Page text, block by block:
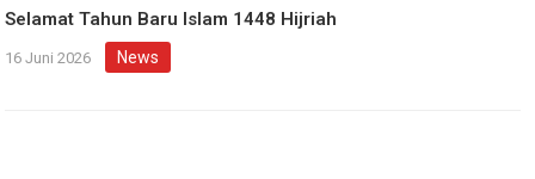
Selamat Tahun Baru Islam 1448 Hijriah
16 Juni 2026 News